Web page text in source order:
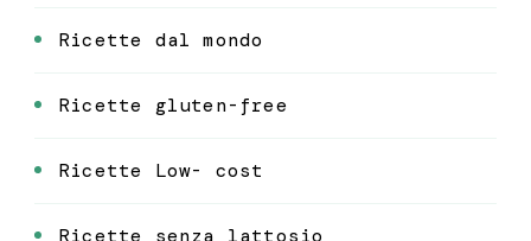
Ricette dal mondo
Ricette gluten-free
Ricette Low- cost
Ricette senza lattosio